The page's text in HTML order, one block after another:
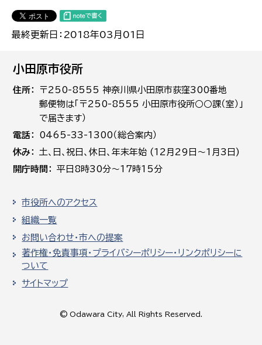
最終更新日：2018年03月01日
小田原市役所
住所
〒250-8555 神奈川県小田原市荻窪300番地
郵便物は「〒250-8555 小田原市役所○○課（室）」
で届きます）
電話
0465-33-1300（総合案内）
休み
土､日､祝日、休日、年末年始 (12月29日～1月3日)
開庁時間
平日8時30分～17時15分
市役所へのアクセス
組織一覧
お問い合わせ・市への提案
著作権・免責事項・プライバシーポリシー・リンクポリシーに
ついて
サイトマップ
© Odawara City, All Rights Reserved.